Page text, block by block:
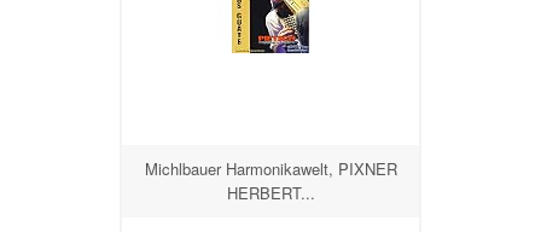
Michlbauer Harmonikawelt, PIXNER
HERBERT...